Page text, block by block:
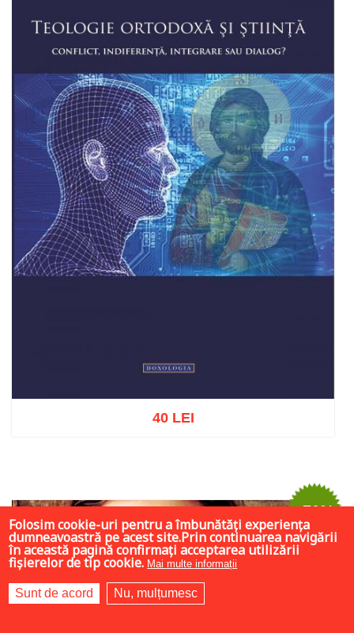
40 LEI
-70%
Folosim cookie-uri pentru a îmbunătăți experiența
dumneavoastră pe acest site.Prin continuarea navigării
în această pagină confirmați acceptarea utilizării
fișierelor de tip cookie. Mai multe informații
Sunt de acord Nu, mulțumesc